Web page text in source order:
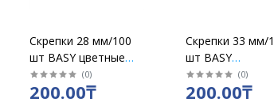
Скрепки 28 мм/100
шт BASY цветные
1228 / уп10 шт
(0)
200.00₸
Скрепки 33 мм/
шт BASY
оцинкованные
/ уп10 шт
(0)
200.00₸